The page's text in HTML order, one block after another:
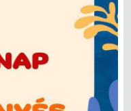
250 000
nyert az